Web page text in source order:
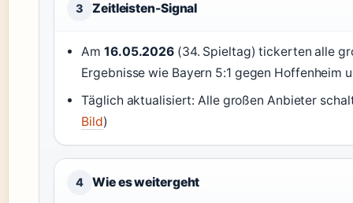
3 Zeitleisten-Signal
Am16.05.2026 (34. Spieltag) tickerten alle
Ergebnisse wie Bayern 5:1 gegen Hoffenheim
Täglich aktualisiert: Alle großen Anbieter
Bild)
4 Wie es weitergeht